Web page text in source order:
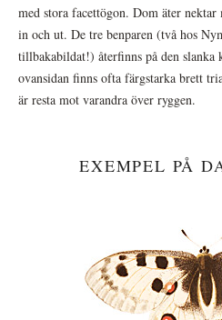
med stora facettögon. Dom äter nektar
in och ut. De tre benparen (två hos
tillbakabildat!) återfinns på den slanka
ovansidan finns ofta färgstarka brett
är resta mot varandra över ryggen.
EXEMPEL PÅ